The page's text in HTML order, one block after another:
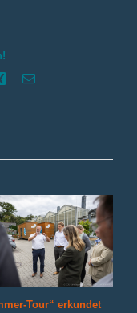
Xing E-
Tour“ erkundet